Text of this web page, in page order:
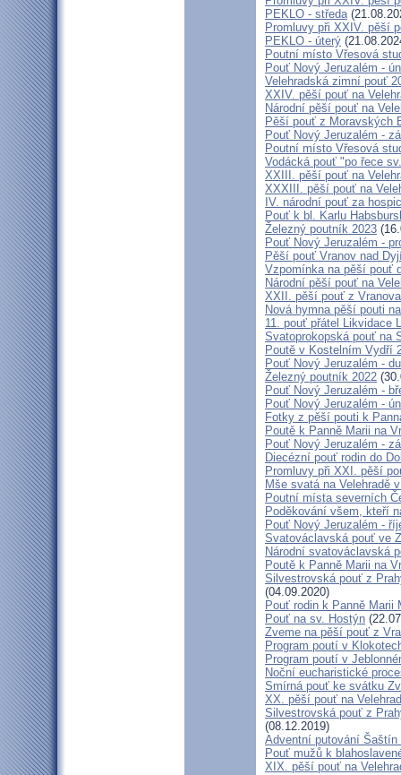
PEKLO - středa
Promluvy při XXIV. pěší
PEKLO - úterý
Poutní místo Vřesová
Pouť Nový Jeruzalém -
Velehradská zimní pouť
XXIV. pěší pouť na
Národní pěší pouť na
Pěší pouť z Moravských
Pouť Nový Jeruzalém -
Poutní místo Vřesová
Vodácká pouť "po řece
XXIII. pěší pouť na
XXXIII. pěší pouť na
IV. národní pouť za
Pouť k bl. Karlu
Železný poutník 2023
Pouť Nový Jeruzalém -
Pěší pouť Vranov nad
Vzpomínka na pěší pouť
Národní pěší pouť na
XXII. pěší pouť z
Nová hymna pěší pouti
11. pouť přátel Likvidace
Svatoprokopská pouť na
Poutě v Kostelním Vydří
Pouť Nový Jeruzalém -
Železný poutník 2022
Pouť Nový Jeruzalém -
Pouť Nový Jeruzalém -
Fotky z pěší pouti k
Poutě k Panně Marii na
Pouť Nový Jeruzalém -
Diecézní pouť rodin do
Promluvy při XXI. pěší
Mše svatá na Velehradě
Poutní místa severních
Poděkování všem, kteří
Pouť Nový Jeruzalém -
Svatováclavská pouť ve
Národní svatováclavská
Poutě k Panně Marii na
Silvestrovská pouť z
(04.09.2020)
Pouť rodin k Panně Marii
Pouť na sv. Hostýn
Zveme na pěší pouť z
Program poutí v
Program poutí v
Noční eucharistické
Smírná pouť ke svátku
XX. pěší pouť na
Silvestrovská pouť z
(08.12.2019)
Adventní putování Šaštín
Pouť mužů k
XIX. pěší pouť na